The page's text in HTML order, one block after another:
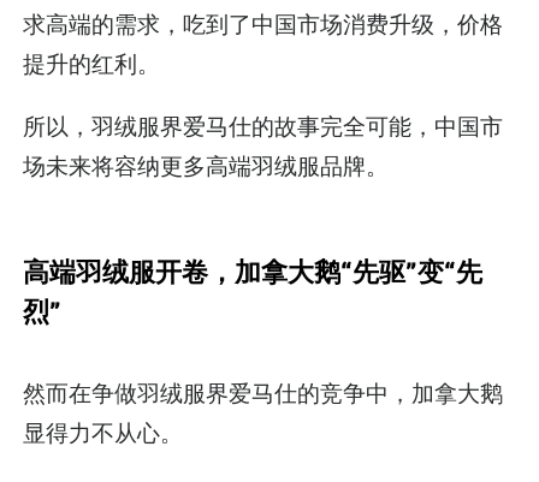
求高端的需求，吃到了中国市场消费升级，价格
提升的红利。
所以，羽绒服界爱马仕的故事完全可能，中国市
场未来将容纳更多高端羽绒服品牌。
高端羽绒服开卷，加拿大鹅“先驱”变“先
烈”
然而在争做羽绒服界爱马仕的竞争中，加拿大鹅
显得力不从心。